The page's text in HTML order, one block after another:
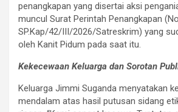
penangkapan yang disertai aksi
muncul Surat Perintah Penangkapan
SP.Kap/42/III/2026/Satreskrim) yang
oleh Kanit Pidum pada saat itu.​
Kekecewaan Keluarga dan Sorotan
Keluarga Jimmi Suganda menyatakan
mendalam atas hasil putusan sidang